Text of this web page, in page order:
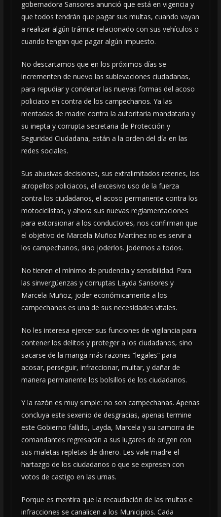
gobernadora Sansores anunció que está en vigencia y
que todos tendrán que pagar sus multas, cuando vayan
a realizar algún trámite relacionado con sus vehículos o
cuando tengan que pagar algún impuesto.
No descartamos que en los próximos días se
incrementen de nuevo las sublevaciones ciudadanas,
para repudiar y condenar las nuevas formas del acoso
policiaco en contra de los campechanos. Ya las
mentadas de madre contra la autoritaria mandataria y
su inepta y corrupta secretaria de Protección y
Seguridad Ciudadana, están a la orden del día en las
redes sociales.
Sus abusivas decisiones, sus extralimitados retenes, los
atropellos policiacos, el excesivo uso de la fuerza
contra los ciudadanos, el acoso permanente contra los
motociclistas, y ahora sus nuevas reglamentaciones
para extorsionar a los conductores, nos confirman que
el objetivo de Marcela Muñoz Martínez no es servir a
los campechanos, sino joderlos. Jodernos a todos.
No tienen el mínimo de prudencia y sensibilidad. Para
las sinvergüenzas y corruptas Layda Sansores y
Marcela Muñoz, joder económicamente a los
campechanos es una de sus necesidades vitales.
No les interesa ejercer sus funciones de vigilancia para
contener los delitos y proteger a los ciudadanos, sino
sacarse de la manga más razones “legales” para
acosar, perseguir, infraccionar, multar, y dañar de
manera permanente los bolsillos de los ciudadanos.
Y la razón es muy simple: no son campechanas. Apenas
concluya este sexenio de desgracias, apenas termine
este Gobierno fallido, Layda, Marcela y su camorra de
comandantes regresarán a sus lugares de origen con
sus maletas repletas de dinero. Les vale madre el
hartazgo de los ciudadanos o que se expresen con
votos de castigo en las urnas.
Porque es mentira que la recaudación de las multas e
infracciones se canalicen a los Municipios. Cada